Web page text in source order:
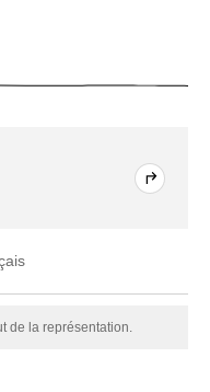
de la représentation.